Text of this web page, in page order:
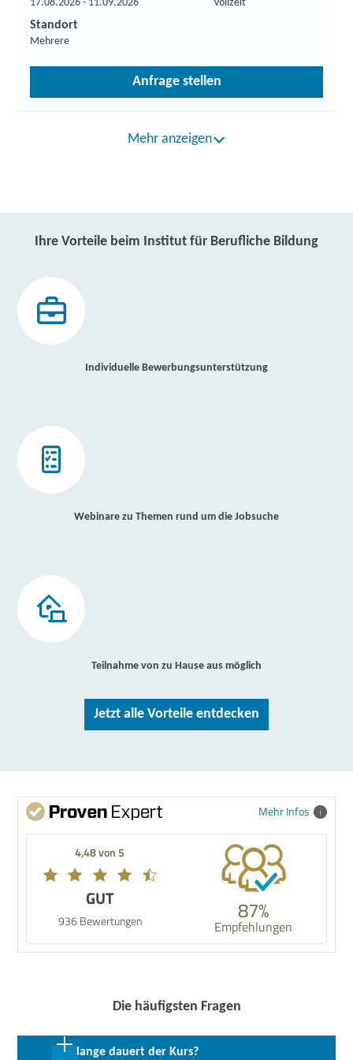
17.08.2026 - 11.09.2026 Vollzeit
Standort
Mehrere
Anfrage stellen
Mehr anzeigen
Ihre Vorteile beim Institut für Berufliche Bildung
Individuelle Bewerbungsunterstützung
Webinare zu Themen rund um die Jobsuche
Teilnahme von zu Hause aus möglich
Jetzt alle Vorteile entdecken
Mehr Infos
4,48 von 5
GUT
936 Bewertungen 87%
Empfehlungen
Die häufigsten Fragen
Wie lange dauert der Kurs?